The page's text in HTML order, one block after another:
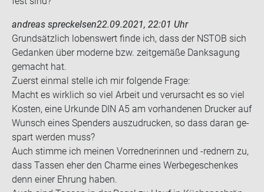
andreas spreckelsen22.09.2021, 22:01 Uhr
Grund­sätz­lich lo­bens­wert finde ich, dass der NSTOB sich
Ge­dan­ken über mo­der­ne bzw. zeit­ge­mä­ße Dank­sa­gung
ge­macht hat.
Zu­erst ein­mal stel­le ich mir fol­gen­de Frage:
Macht es wirk­lich so viel Ar­beit und ver­ur­sacht es so viel
Kos­ten, eine Ur­kun­de DIN A5 am vor­han­de­nen Dru­cker auf
Wunsch eines Spen­ders aus­zu­dru­cken, so dass daran ge­
spart wer­den muss?
Auch stim­me ich mei­nen Vor­red­ne­rin­nen und -​rednern zu,
dass Tas­sen eher den Charme eines Wer­be­ge­schen­kes
denn einer Eh­rung haben.